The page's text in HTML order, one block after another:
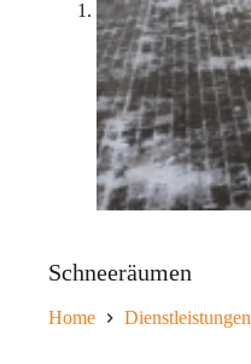
Schneeräumen
Home Dienstleistungen